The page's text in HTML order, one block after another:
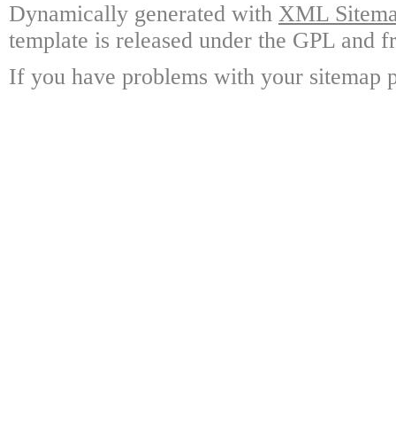
Dynamically generated with XML
template is released under the GPL and
If you have problems with your sitemap